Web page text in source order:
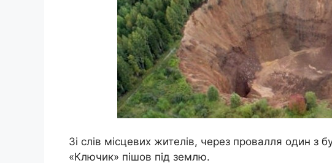
Зі слів місцевих жителів, через провалля один з
«Ключик» пішов під землю.